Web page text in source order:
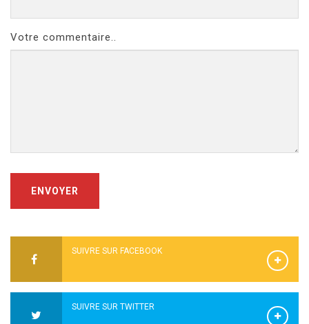
Votre commentaire..
ENVOYER
SUIVRE SUR FACEBOOK
SUIVRE SUR TWITTER